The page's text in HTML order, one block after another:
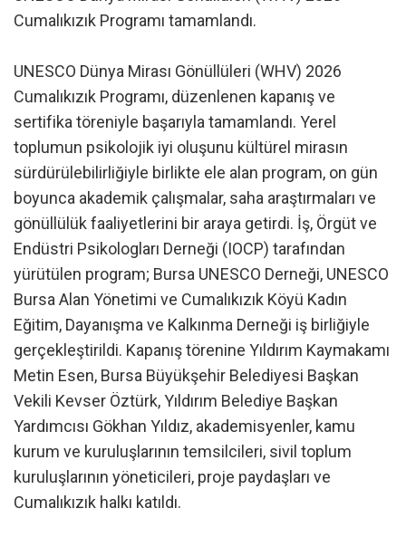
Cumalıkızık Programı tamamlandı.
UNESCO Dünya Mirası Gönüllüleri (WHV) 2026
Cumalıkızık Programı, düzenlenen kapanış ve
sertifika töreniyle başarıyla tamamlandı. Yerel
toplumun psikolojik iyi oluşunu kültürel mirasın
sürdürülebilirliğiyle birlikte ele alan program, on gün
boyunca akademik çalışmalar, saha araştırmaları ve
gönüllülük faaliyetlerini bir araya getirdi. İş, Örgüt ve
Endüstri Psikologları Derneği (IOCP) tarafından
yürütülen program; Bursa UNESCO Derneği, UNESCO
Bursa Alan Yönetimi ve Cumalıkızık Köyü Kadın
Eğitim, Dayanışma ve Kalkınma Derneği iş birliğiyle
gerçekleştirildi. Kapanış törenine Yıldırım Kaymakamı
Metin Esen, Bursa Büyükşehir Belediyesi Başkan
Vekili Kevser Öztürk, Yıldırım Belediye Başkan
Yardımcısı Gökhan Yıldız, akademisyenler, kamu
kurum ve kuruluşlarının temsilcileri, sivil toplum
kuruluşlarının yöneticileri, proje paydaşları ve
Cumalıkızık halkı katıldı.